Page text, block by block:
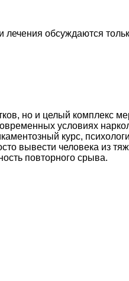
обсуждаются
но и целый комплекс
условиях
курс,
вывести человека из
повторного срыва.